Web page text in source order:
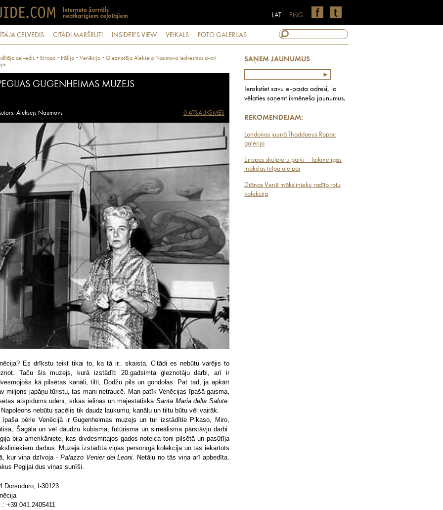
ENG
LAT
CEĻVEDIS CITĀDI MARŠRUTI INSIDER'S VIEW VEIKALS FOTO GALERIJAS
SAŅEM JAUNUMUS
Ierakstiet savu e-pasta adresi, ja
vēlaties saņemt ikmēneša jaunumus.
REKOMENDĒJAM:
Londonas jaunā Thaddaeus Ropac
galerija
Eiropas skulptūru parki – laikmetīgās
mākslas telpa atelpai
Diānas Venē mākslinieku radīto rotu
kolekcija
ceļvedis · Eiropa · Itālija · Venēcija · Gleznotāja Alekseja Naumova iedvesmas avoti
GUGENHEIMAS MUZEJS
Aleksejs Naumovs 0 ATSAUKSMES
Es drīkstu teikt tikai to, ka tā ir.. skaista. Citādi es nebūtu varējis to
Taču šis muzejs, kurā izstādīti 20.gadsimta gleznotāju darbi, arī ir
kā pilsētas kanāli, tilti, Dodžu pils un gondolas. Pat tad, ja apkārt
miljons japāņu tūristu, tas mani netraucē. Man patīk Venēcijas īpašā gaisma,
atspīdums ūdenī, sīkās ieliņas un majestātiskā Santa Maria della Salute.
nebūtu sacēlis tik daudz laukumu, kanālu un tiltu būtu vēl vairāk.
īpaša pērle Venēcijā ir Gugenheimas muzejs un tur izstādītie Pikaso, Miro,
Šagāla un vēl daudzu kubisma, futūrisma un sirreālisma pārstāvju darbi.
bija amerikāniete, kas divdesmitajos gados noteica toni pilsētā un pasūtīja
darbus. Muzejā izstādīta viņas personīgā kolekcija un tas iekārtots
kur viņa dzīvoja - Palazzo Venier dei Leoni. Netālu no tās viņa arī apbedīta.
Pegijai dus viņas sunīši.
Dorsoduro, I-30123
+39.041.2405411